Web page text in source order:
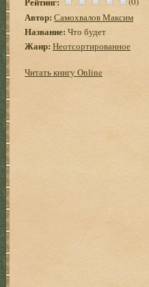
Автор: Самохвалов Максим
Название: Что будет
Жанр: Неотсортированное
Читать книгу Online